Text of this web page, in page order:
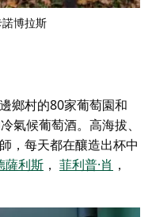
諾博拉斯
鄉村的80家葡萄園和
氣候葡萄酒。高海拔、
，每天都在釀造出杯中
薩利斯 ， 菲利普·肖 ，